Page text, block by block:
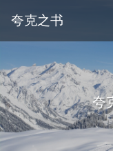
夸克之书
夸